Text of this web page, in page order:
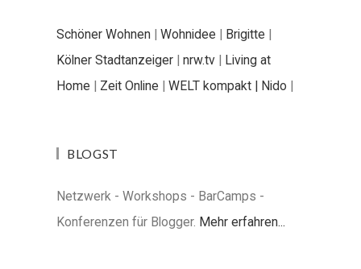
Schöner Wohnen | Wohnidee | Brigitte |
Kölner Stadtanzeiger | nrw.tv | Living at
Home | Zeit Online | WELT kompakt | Nido |
BLOGST
Netzwerk - Workshops - BarCamps -
Konferenzen für Blogger. Mehr erfahren...